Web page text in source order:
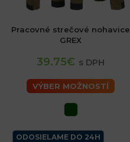
Pracovné strečové nohavice
GREX
39.75€ s DPH
VÝBER MOŽNOSTÍ
ODOSIELAME DO 24H